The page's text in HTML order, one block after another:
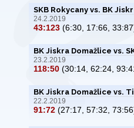
SKB Rokycany vs. BK
24.2.2019
43:123 (6:30, 17:66,
BK Jiskra Domažlice vs.
23.2.2019
118:50 (30:14, 62:24,
BK Jiskra Domažlice vs.
22.2.2019
91:72 (27:17, 57:32,